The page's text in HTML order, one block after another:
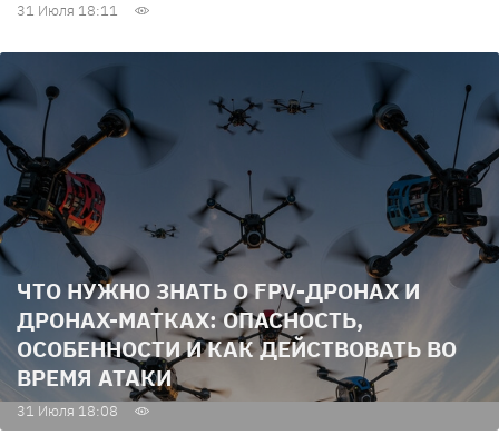
31 Июля 18:11
ЧТО НУЖНО ЗНАТЬ О FPV-ДРОНАХ И
ДРОНАХ-МАТКАХ: ОПАСНОСТЬ,
ОСОБЕННОСТИ И КАК ДЕЙСТВОВАТЬ ВО
ВРЕМЯ АТАКИ
31 Июля 18:08